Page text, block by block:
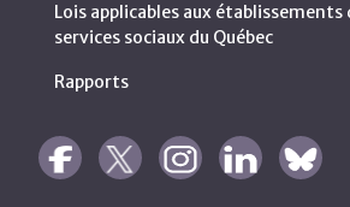
Lois applicables aux établissements
services sociaux du Québec
Rapports